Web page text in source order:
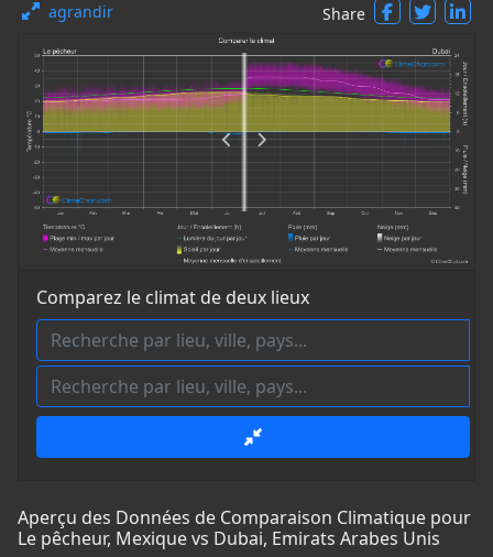
agrandir Share
Comparez le climat de deux lieux
Aperçu des Données de Comparaison Climatique pour
Le pêcheur, Mexique vs Dubai, Emirats Arabes Unis